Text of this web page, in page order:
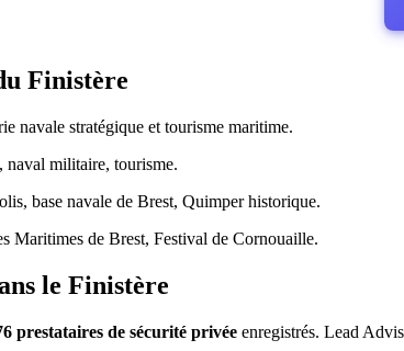
Finistère
navale stratégique et tourisme maritime.
naval militaire, tourisme.
base navale de Brest, Quimper historique.
Maritimes de Brest, Festival de Cornouaille.
le Finistère
prestataires de sécurité privée enregistrés. Lead